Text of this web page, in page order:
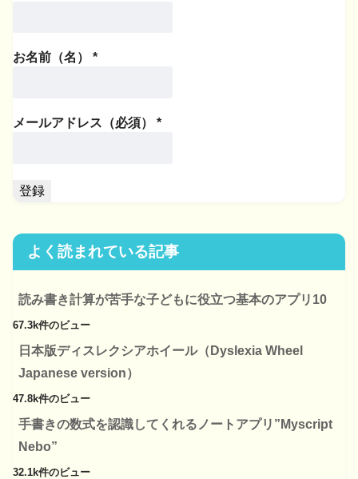
お名前（名） *
メールアドレス（必須） *
よく読まれている記事
読み書き計算が苦手な子どもに役立つ基本のアプリ10
67.3k件のビュー
日本版ディスレクシアホイール（Dyslexia Wheel
Japanese version）
47.8k件のビュー
手書きの数式を認識してくれるノートアプリ”Myscript
Nebo”
32.1k件のビュー